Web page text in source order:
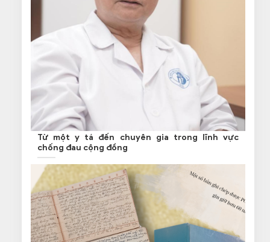
Từ một y tá đến chuyên gia trong lĩnh vực
chống đau cộng đồng